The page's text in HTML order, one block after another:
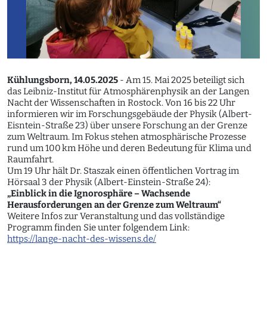
Kühlungsborn, 14.05.2025 - Am 15. Mai 2025 beteiligt sich
das Leibniz-Institut für Atmosphärenphysik an der Langen
Nacht der Wissenschaften in Rostock. Von 16 bis 22 Uhr
informieren wir im Forschungsgebäude der Physik (Albert-
Eisntein-Straße 23) über unsere Forschung an der Grenze
zum Weltraum. Im Fokus stehen atmosphärische Prozesse
rund um 100 km Höhe und deren Bedeutung für Klima und
Raumfahrt.
Um 19 Uhr hält Dr. Staszak einen öffentlichen Vortrag im
Hörsaal 3 der Physik (Albert-Einstein-Straße 24):
„Einblick in die Ignorosphäre – Wachsende
Herausforderungen an der Grenze zum Weltraum“
Weitere Infos zur Veranstaltung und das vollständige
Programm finden Sie unter folgendem Link:
https://lange-nacht-des-wissens.de/